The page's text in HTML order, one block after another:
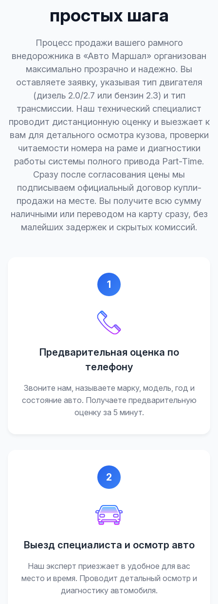
простых шага
Процесс продажи вашего рамного
внедорожника в «Авто Маршал» организован
максимально прозрачно и надежно. Вы
оставляете заявку, указывая тип двигателя
(дизель 2.0/2.7 или бензин 2.3) и тип
трансмиссии. Наш технический специалист
проводит дистанционную оценку и выезжает к
вам для детального осмотра кузова, проверки
читаемости номера на раме и диагностики
работы системы полного привода Part-Time.
Сразу после согласования цены мы
подписываем официальный договор купли-
продажи на месте. Вы получите всю сумму
наличными или переводом на карту сразу, без
малейших задержек и скрытых комиссий.
1
Предварительная оценка по
телефону
Звоните нам, называете марку, модель, год и
состояние авто. Получаете предварительную
оценку за 5 минут.
2
Выезд специалиста и осмотр авто
Наш эксперт приезжает в удобное для вас
место и время. Проводит детальный осмотр и
диагностику автомобиля.